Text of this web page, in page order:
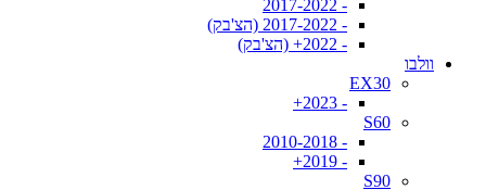
- 2017-2022
- 2017-2022 (הצ'בק)
- 2022+ (הצ'בק)
וולבו
EX30
- 2023+
S60
- 2010-2018
- 2019+
S90